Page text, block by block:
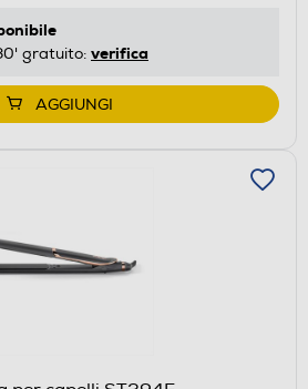
gratuito: verifica
AGGIUNGI